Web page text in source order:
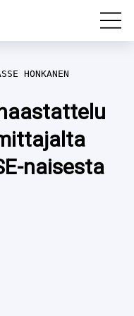
HONKANEN
naisesta